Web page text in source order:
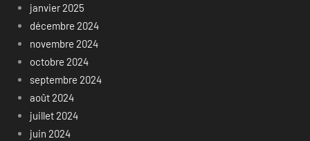
janvier 2025
décembre 2024
novembre 2024
octobre 2024
septembre 2024
août 2024
juillet 2024
juin 2024